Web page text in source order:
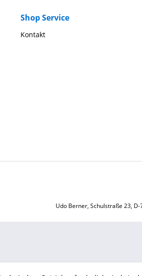
Shop Service
Kontakt
Udo Berner, Schulstraße 23,